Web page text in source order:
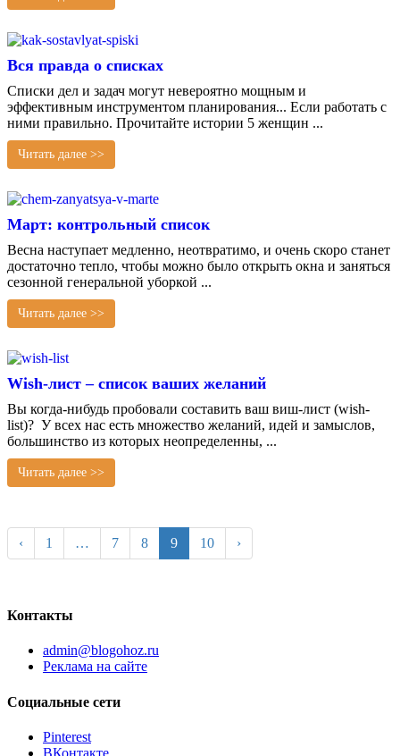
Вся правда о списках
Списки дел и задач могут невероятно мощным и
эффективным инструментом планирования... Если работать с
ними правильно. Прочитайте истории 5 женщин ...
Читать далее >>
Март: контрольный список
Весна наступает медленно, неотвратимо, и очень скоро станет
достаточно тепло, чтобы можно было открыть окна и заняться
сезонной генеральной уборкой ...
Читать далее >>
Wish-лист – список ваших желаний
Вы когда-нибудь пробовали составить ваш виш-лист (wish-
list)? У всех нас есть множество желаний, идей и замыслов,
большинство из которых неопределенны, ...
Читать далее >>
‹ 1 … 7 8 9 10 ›
Контакты
admin@blogohoz.ru
Реклама на сайте
Социальные сети
Pinterest
ВКонтакте